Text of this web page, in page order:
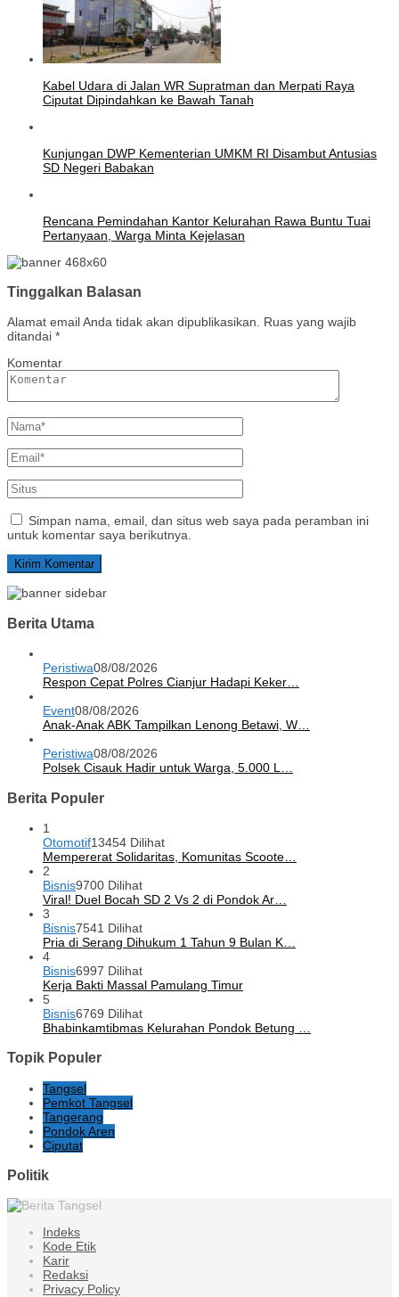
Kabel Udara di Jalan WR Supratman dan Merpati Raya
Ciputat Dipindahkan ke Bawah Tanah
Kunjungan DWP Kementerian UMKM RI Disambut Antusias
SD Negeri Babakan
Rencana Pemindahan Kantor Kelurahan Rawa Buntu Tuai
Pertanyaan, Warga Minta Kejelasan
Tinggalkan Balasan
Alamat email Anda tidak akan dipublikasikan. Ruas yang wajib
ditandai *
Komentar
Simpan nama, email, dan situs web saya pada peramban ini
untuk komentar saya berikutnya.
Berita Utama
Peristiwa08/08/2026
Respon Cepat Polres Cianjur Hadapi Keker…
Event08/08/2026
Anak-Anak ABK Tampilkan Lenong Betawi, W…
Peristiwa08/08/2026
Polsek Cisauk Hadir untuk Warga, 5.000 L…
Berita Populer
1
Otomotif13454 Dilihat
Mempererat Solidaritas, Komunitas Scoote…
2
Bisnis9700 Dilihat
Viral! Duel Bocah SD 2 Vs 2 di Pondok Ar…
3
Bisnis7541 Dilihat
Pria di Serang Dihukum 1 Tahun 9 Bulan K…
4
Bisnis6997 Dilihat
Kerja Bakti Massal Pamulang Timur
5
Bisnis6769 Dilihat
Bhabinkamtibmas Kelurahan Pondok Betung …
Topik Populer
Tangsel
Pemkot Tangsel
Tangerang
Pondok Aren
Ciputat
Politik
Indeks
Kode Etik
Karir
Redaksi
Privacy Policy